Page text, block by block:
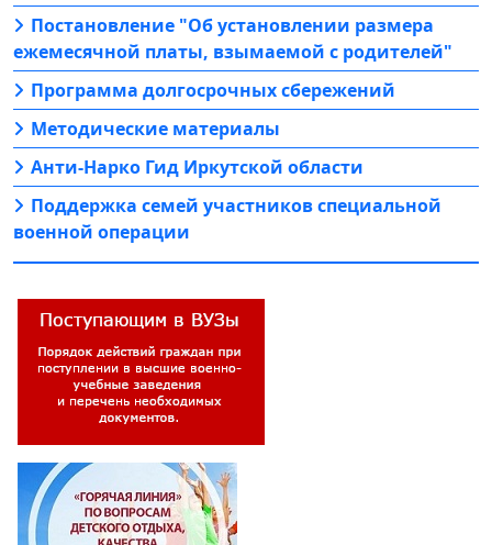
Постановление "Об установлении размера
ежемесячной платы, взымаемой с родителей"
Программа долгосрочных сбережений
Методические материалы
Анти-Нарко Гид Иркутской области
Поддержка семей участников специальной
военной операции